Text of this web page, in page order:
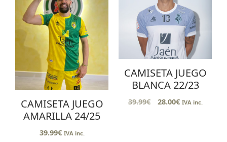
CAMISETA JUEGO
AMARILLA 24/25
39.99€ IVA inc.
CAMISETA JUEGO
BLANCA 22/23
39.99€ 28.00€ IVA inc.